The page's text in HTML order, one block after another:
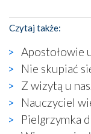
katolickiego
autentyczną
kaplice, w
skrzynkę na
tuż przy nowej
zamiast
wyjętą ze
kontekście
wizerunek
Zatem nawet w
Czytaj także:
Apostołowie
Nie skupiać
Z wizytą u
Nauczyciel
Pielgrzymka